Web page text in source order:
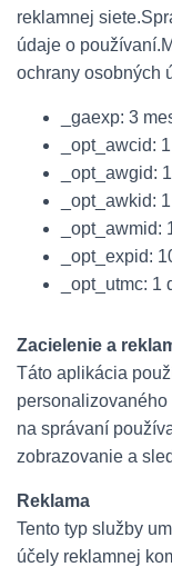
reklamnej siete.
údaje o používaní.
ochrany osobných
_gaexp: 3
_opt_awcid:
_opt_awgid:
_opt_awkid:
_opt_awmid:
_opt_expid:
_opt_utmc: 1
Zacielenie a
Táto aplikácia
na správaní
zobrazovanie a
Reklama
Tento typ služby
účely reklamnej